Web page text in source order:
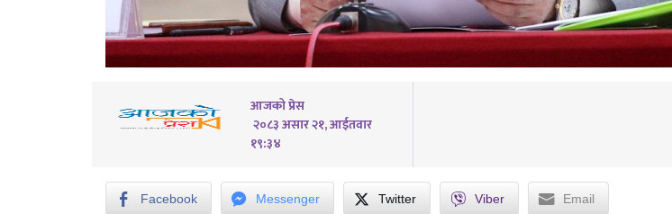
आजको प्रेस
२०८३ असार २१, आईतवार
१९:३४
Facebook Messenger Twitter Viber Email